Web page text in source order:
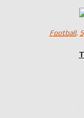
Football,